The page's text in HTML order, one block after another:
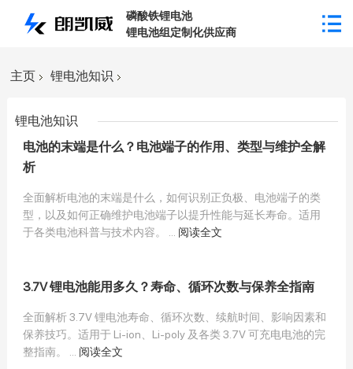
磷酸铁锂电池
锂电池组定制化供应商
主页 锂电池知识
锂电池知识
电池的末端是什么？电池端子的作用、类型与维护全解
析
全面解析电池的末端是什么，如何识别正负极、电池端子的类
型，以及如何正确维护电池端子以提升性能与延长寿命。适用
于各类电池科普与技术内容。 ... 阅读全文
3.7V 锂电池能用多久？寿命、循环次数与保养全指南
全面解析 3.7V 锂电池寿命、循环次数、续航时间、影响因素和
保养技巧。适用于 Li-ion、Li-poly 及各类 3.7V 可充电电池的完
整指南。 ... 阅读全文